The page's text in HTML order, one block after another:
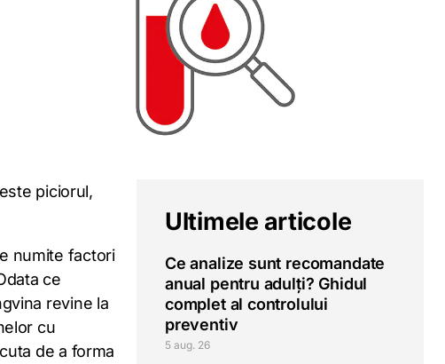
piciorul,
numite factori
ce
revine la
cu
de a forma
Ultimele articole
Ce analize sunt recomandate
anual pentru adulți? Ghidul
complet al controlului
preventiv
5 aug. 26